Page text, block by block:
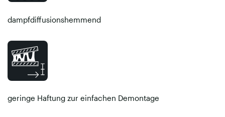
dampfdiffusionshemmend
geringe Haftung zur einfachen Demontage